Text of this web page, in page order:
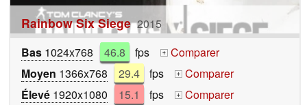
Rainbow Six Siege 2015
Bas 1024x768 46.8 fps +
Comparer
Moyen 1366x768 29.4 fps +
Comparer
Élevé 1920x1080 15.1 fps +
Comparer